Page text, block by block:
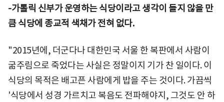
-가톨릭 신부가 운영하는 식당이라고 생각이 들지 않을 만
큼 식당에 종교적 색채가 전혀 없다.
"2015년에, 더군다나 대한민국 서울 한 복판에서 사람이
굶주림으로 죽었다는 사실은 정말이지 기가 찬 일이다. 이
식당의 목적은 배고픈 사람에게 밥을 주는 것이다. 가끔씩
'식당에서 성경 가르치고 복음도 전파해야지, 그것도 안 하